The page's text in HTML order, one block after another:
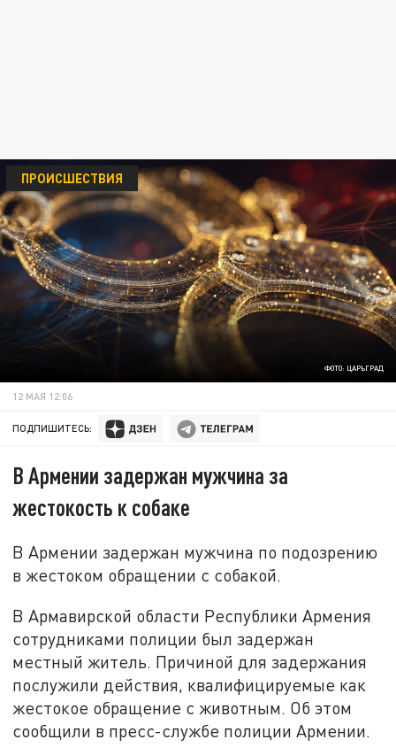
ФОТО: ЦАРЬГРАД
ПРОИСШЕСТВИЯ
12 МАЯ 12:06
ПОДПИШИТЕСЬ:
В Армении задержан мужчина за
жестокость к собаке
В Армении задержан мужчина по подозрению
в жестоком обращении с собакой.
В Армавирской области Республики Армения
сотрудниками полиции был задержан
местный житель. Причиной для задержания
послужили действия, квалифицируемые как
жестокое обращение с животным. Об этом
сообщили в пресс-службе полиции Армении.